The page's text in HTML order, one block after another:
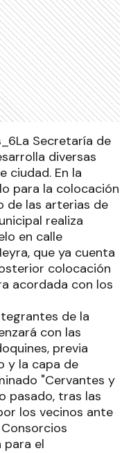
La Secretaría de
diversas
ciudad. En la
para la colocación
de las arterias de
realiza
en calle
que ya cuenta
colocación
acordada con los
de la
con las
previa
y la capa de
"Cervantes y
pasado, tras las
los vecinos ante
para el